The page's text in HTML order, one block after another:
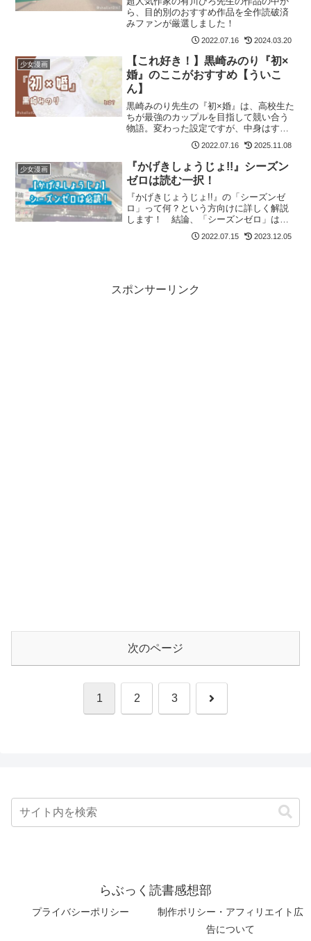
ら、目的別のおすすめ作品を全作読破済
みファンが厳選しました！
2022.07.16 2024.03.20
少女漫画
【これ好き！】黒崎みのり『初×
婚』のここがおすすめ【ういこ
ん】
黒崎みのり先生の『初×婚』は、高校生た
ちが最強のカップルを目指して競い合う
物語。変わった設定ですが、中身はすご
くキュンキュンする王道の少女漫画！
そんな『初×婚』の魅力をネタバレなしで
ご紹介します！ 記事の最後には『初×
婚』が気に入った方におすすめの作品も
紹介しています。
2022.07.16 2025.11.08
少女漫画
『かげきしょうじょ!!』シーズン
ゼロは読む一択！
『かげきじょうじょ!!』の「シーズンゼ
ロ」って何？という方向けに詳しく解説
します！ 結論、「シーズンゼロ」は必
2022.07.15 2023.12.05
スポンサーリンク
次のページ
1 2 3 次
らぶっく読書感想部
プライバシーポリシー
制作ポリシー・アフィリエイト広
告について